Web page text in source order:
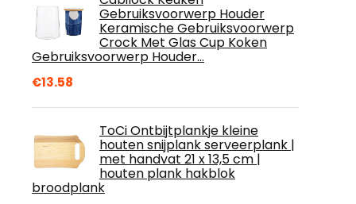
Gebruiksvoorwerp Houder
Keramische Gebruiksvoorwerp
Crock Met Glas Cup Koken
Gebruiksvoorwerp Houder…
€13.58
ToCi Ontbijtplankje kleine
houten snijplank serveerplank |
met handvat 21 x 13,5 cm |
houten plank hakblok
broodplank